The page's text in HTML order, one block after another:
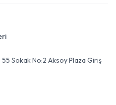
55 Sokak No:2 Aksoy Plaza Giriş